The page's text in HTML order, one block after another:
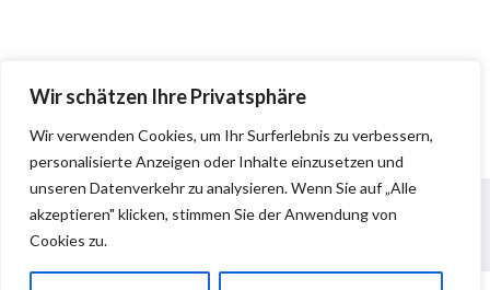
Wir schätzen Ihre Privatsphäre
Wir verwenden Cookies, um Ihr Surferlebnis zu verbessern,
personalisierte Anzeigen oder Inhalte einzusetzen und
unseren Datenverkehr zu analysieren. Wenn Sie auf „Alle
akzeptieren" klicken, stimmen Sie der Anwendung von
Cookies zu.